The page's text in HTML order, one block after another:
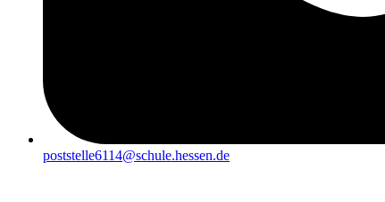
poststelle6114@schule.hessen.de